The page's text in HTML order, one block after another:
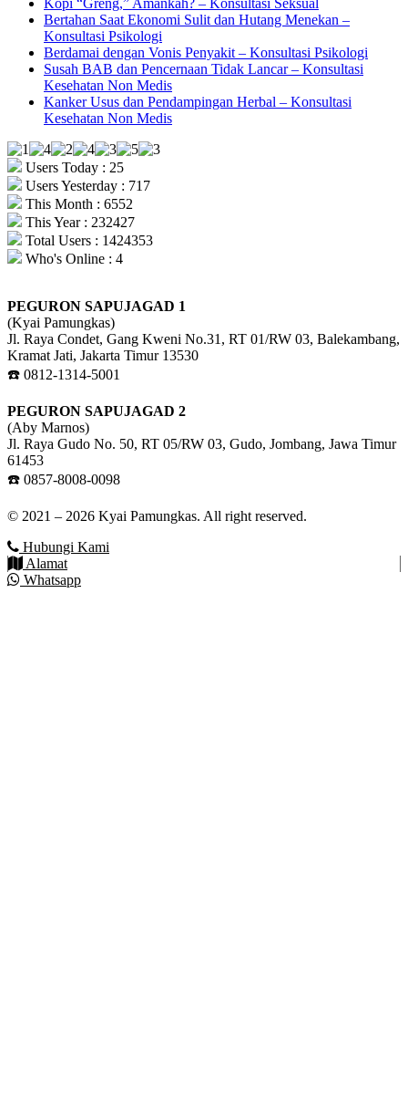
Kopi “Greng,” Amankah? – Konsultasi Seksual
Bertahan Saat Ekonomi Sulit dan Hutang Menekan –
Konsultasi Psikologi
Berdamai dengan Vonis Penyakit – Konsultasi Psikologi
Susah BAB dan Pencernaan Tidak Lancar – Konsultasi
Kesehatan Non Medis
Kanker Usus dan Pendampingan Herbal – Konsultasi
Kesehatan Non Medis
Users Today : 25
Users Yesterday : 717
This Month : 6552
This Year : 232427
Total Users : 1424353
Who's Online : 4
PEGURON SAPUJAGAD 1
(Kyai Pamungkas)
Jl. Raya Condet, Gang Kweni No.31, RT 01/RW 03, Balekambang,
Kramat Jati, Jakarta Timur 13530
☎️ 0812-1314-5001
PEGURON SAPUJAGAD 2
(Aby Marnos)
Jl. Raya Gudo No. 50, RT 05/RW 03, Gudo, Jombang, Jawa Timur
61453
☎️ 0857-8008-0098
© 2021 – 2026 Kyai Pamungkas. All right reserved.
Hubungi Kami
Alamat
Whatsapp